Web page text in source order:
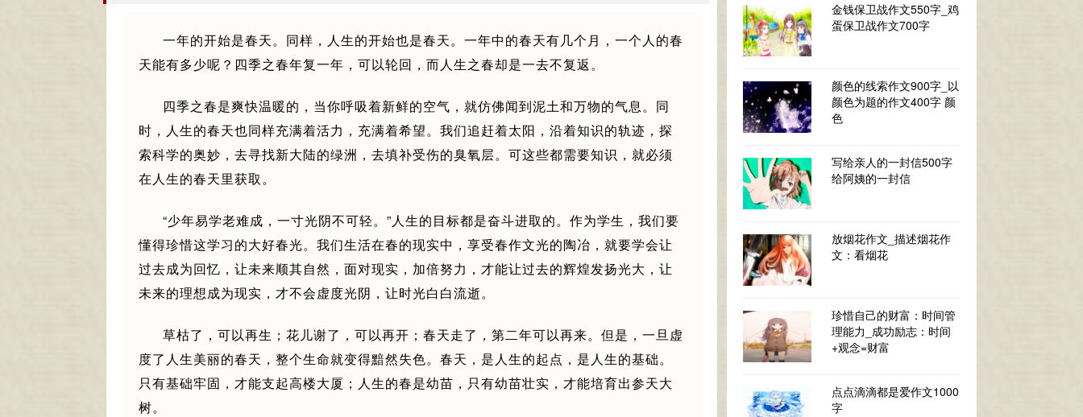
一年的开始是春天。同样，人生的开始也是春天。一年中的春天有几个月，一个人的春
天能有多少呢？四季之春年复一年，可以轮回，而人生之春却是一去不复返。
四季之春是爽快温暖的，当你呼吸着新鲜的空气，就仿佛闻到泥土和万物的气息。同
时，人生的春天也同样充满着活力，充满着希望。我们追赶着太阳，沿着知识的轨迹，探
索科学的奥妙，去寻找新大陆的绿洲，去填补受伤的臭氧层。可这些都需要知识，就必须
在人生的春天里获取。
“少年易学老难成，一寸光阴不可轻。”人生的目标都是奋斗进取的。作为学生，我们要
懂得珍惜这学习的大好春光。我们生活在春的现实中，享受春作文光的陶冶，就要学会让
过去成为回忆，让未来顺其自然，面对现实，加倍努力，才能让过去的辉煌发扬光大，让
未来的理想成为现实，才不会虚度光阴，让时光白白流逝。
草枯了，可以再生；花儿谢了，可以再开；春天走了，第二年可以再来。但是，一旦虚
度了人生美丽的春天，整个生命就变得黯然失色。春天，是人生的起点，是人生的基础。
只有基础牢固，才能支起高楼大厦；人生的春是幼苗，只有幼苗壮实，才能培育出参天大
树。
金钱保卫战作文550字_鸡
蛋保卫战作文700字
颜色的线索作文900字_以
颜色为题的作文400字 颜
色
写给亲人的一封信500字
给阿姨的一封信
放烟花作文_描述烟花作
文：看烟花
珍惜自己的财富：时间管
理能力_成功励志：时间
+观念=财富
点点滴滴都是爱作文1000
字